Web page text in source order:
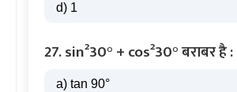
d) 1
27. sin²30° + cos²30° बराबर है :
a) tan 90°